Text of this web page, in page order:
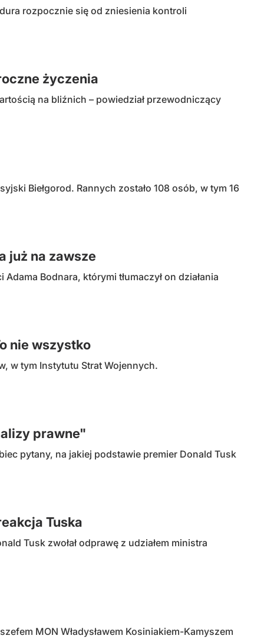
rozpocznie się od zniesienia kontroli
życzenia
na bliźnich – powiedział przewodniczący
Biełgorod. Rannych zostało 108 osób, w tym 16
już na zawsze
Bodnara, którymi tłumaczył on działania
nie wszystko
w tym Instytutu Strat Wojennych.
prawne"
pytany, na jakiej podstawie premier Donald Tusk
Tuska
Tusk zwołał odprawę z udziałem ministra
MON Władysławem Kosiniakiem-Kamyszem